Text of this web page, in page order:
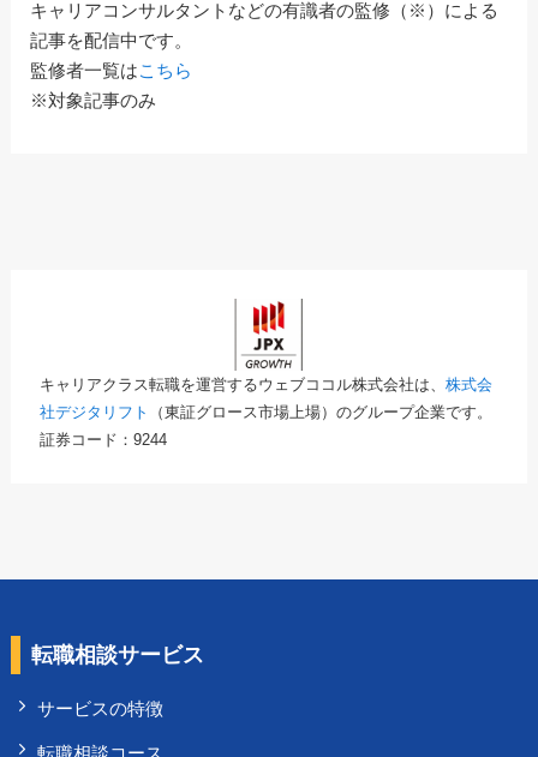
キャリアコンサルタントなどの有識者の監修（※）による
記事を配信中です。
監修者一覧はこちら
※対象記事のみ
キャリアクラス転職を運営するウェブココル株式会社は、株式会
社デジタリフト
（東証グロース市場上場）のグループ企業です。
証券コード：9244
転職相談サービス
サービスの特徴